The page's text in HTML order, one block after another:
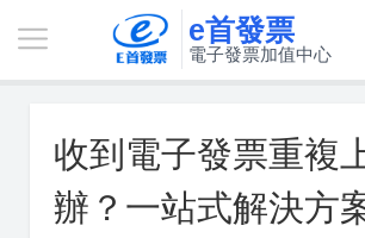
e首發票
電子發票加值中心
收到電子發票重複
辦？一站式解決方